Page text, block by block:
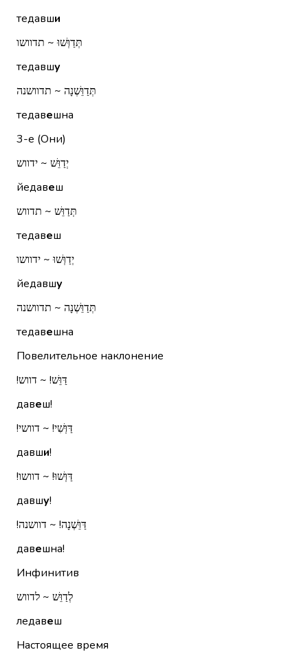
тедавши
תְּדַוְּשׁוּ ~ תדוושו
тедавшу
תְּדַוֵּשְׁנָה ~ תדוושנה
тедавешна
3-е (Они)
יְדַוֵּשׁ ~ ידווש
йедавеш
תְּדַוֵּשׁ ~ תדווש
тедавеш
יְדַוְּשׁוּ ~ ידוושו
йедавшу
תְּדַוֵּשְׁנָה ~ תדוושנה
тедавешна
Повелительное наклонение
דַּוֵּשׁ!‏ ~ דווש!‏
давеш!
דַּוְּשִׁי!‏ ~ דוושי!‏
давши!
דַּוְּשׁוּ!‏ ~ דוושו!‏
давшу!
דַּוֵּשְׁנָה!‏ ~ דוושנה!‏
давешна!
Инфинитив
לְדַוֵּשׁ ~ לדווש
ледавеш
Настоящее время